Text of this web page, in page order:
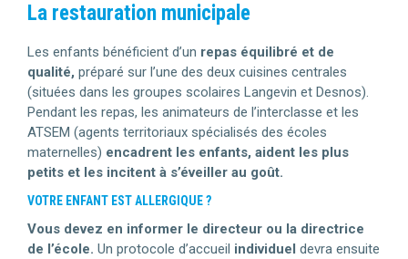
La restauration municipale
Les enfants bénéficient d’un repas équilibré et de
qualité, préparé sur l’une des deux cuisines centrales
(situées dans les groupes scolaires Langevin et Desnos).
Pendant les repas, les animateurs de l’interclasse et les
ATSEM (agents territoriaux spécialisés des écoles
maternelles) encadrent les enfants, aident les plus
petits et les incitent à s’éveiller au goût.
VOTRE ENFANT EST ALLERGIQUE ?
Vous devez en informer le directeur ou la directrice
de l’école. Un protocole d’accueil individuel devra ensuite